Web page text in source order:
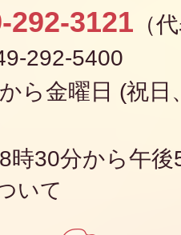
292-3121 （
292-5400
ら金曜日 (祝
時30分から午
いて